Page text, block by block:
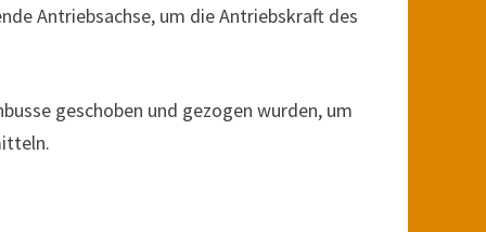
Antriebsachse, um die Antriebskraft des
geschoben und gezogen wurden, um